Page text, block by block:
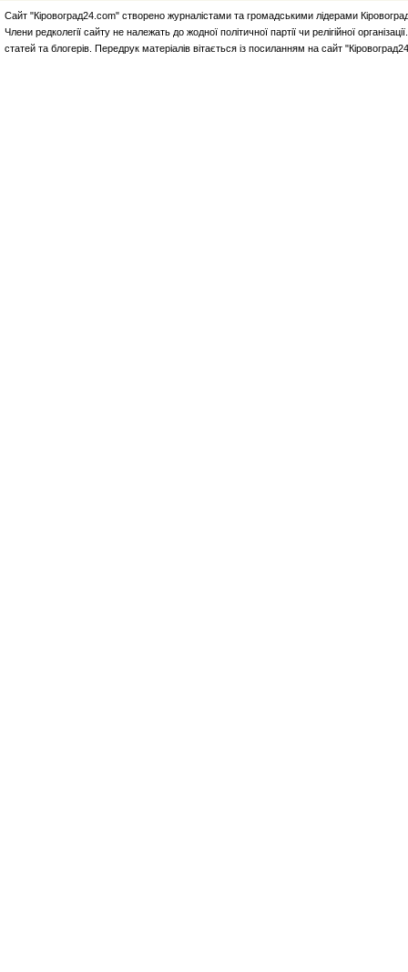
Сайт "Кіровоград24.com" створено журналістами та громадськими лідерами
Члени редколегії сайту не належать до жодної політичної партії чи релігійної
статей та блогерів. Передрук матеріалів вітається із посиланням на сайт